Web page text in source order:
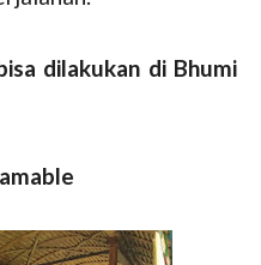
dilakukan di Bhumi